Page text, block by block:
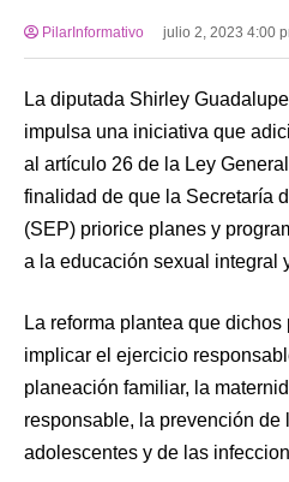
PilarInformativo julio 2, 2023 4:00
La diputada Shirley
impulsa una iniciativa que
al artículo 26 de la Ley
finalidad de que la Secretaría
(SEP) priorice planes y
a la educación sexual integral
La reforma plantea que
implicar el ejercicio
planeación familiar, la
responsable, la prevención de
adolescentes y de las